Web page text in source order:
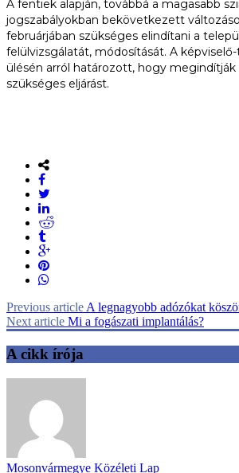
A fentiek alapján, továbbá a magasabb
jogszabályokban bekövetkezett
februárjában szükséges elindítani a
felülvizsgálatát, módosítását. A
ülésén arról határozott, hogy megindítják
szükséges eljárást.
Previous article A legnagyobb adózókat
Next article Mi a fogászati implantálás?
A cikk írója
Mosonvármegye Közéleti Lap